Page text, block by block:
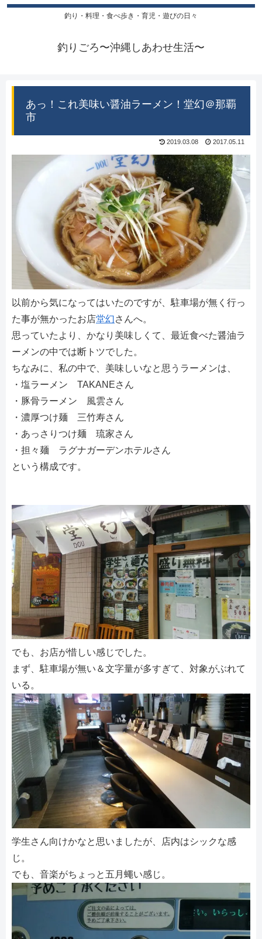
釣り・料理・食べ歩き・育児・遊びの日々
釣りごろ〜沖縄しあわせ生活〜
あっ！これ美味い醤油ラーメン！堂幻＠那覇
市
2019.03.08 2017.05.11
以前から気になってはいたのですが、駐車場が無く行っ
た事が無かったお店堂幻さんへ。
思っていたより、かなり美味しくて、最近食べた醤油ラ
ーメンの中では断トツでした。
ちなみに、私の中で、美味しいなと思うラーメンは、
・塩ラーメン TAKANEさん
・豚骨ラーメン 風雲さん
・濃厚つけ麺 三竹寿さん
・あっさりつけ麺 琉家さん
・担々麺 ラグナガーデンホテルさん
という構成です。
でも、お店が惜しい感じでした。
まず、駐車場が無い＆文字量が多すぎて、対象がぶれて
いる。
学生さん向けかなと思いましたが、店内はシックな感
じ。
でも、音楽がちょっと五月蠅い感じ。